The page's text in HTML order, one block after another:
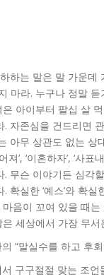
하는 말은 말 가운데
마라. 누구나 정말
아이부터 팔십 살
자존심을 건드리면
아무 상관도 없는
’, ‘이혼하자’, ‘사
무슨 이야기든 심각
실한 ‘예스’와 확실
음이 꼬여 있을 때는
세상에서 가장 무
“말실수를 하고 후
구구절절 맞는 조언